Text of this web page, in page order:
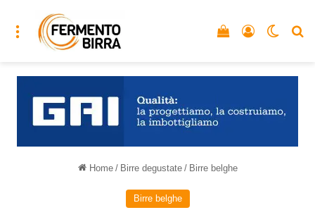
Menu Accedi
Vedi il carrello
Home / Birre degustate / Birre belghe
Birre belghe